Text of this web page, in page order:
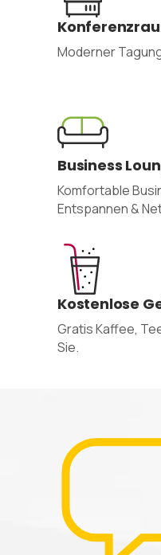
Moderner
Business
Komfortable
Entspannen &
Kostenlose
Gratis Kaffee,
Sie.